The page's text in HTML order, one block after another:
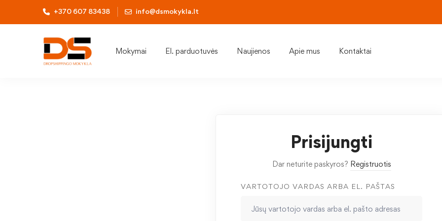
+370 607 83438 info@dsmokykla.lt
Mokymai El. parduotuvės Naujienos Apie mus Kontaktai
Prisijungti
Dar neturite paskyros? Registruotis
VARTOTOJO VARDAS ARBA EL. PAŠTAS